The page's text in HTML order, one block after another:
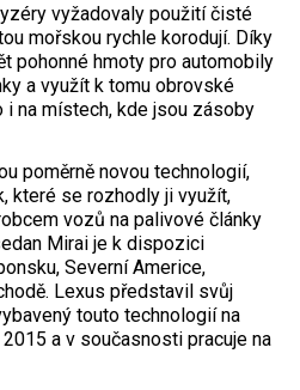
vyžadovaly použití čisté
mořskou rychle korodují. Díky
pohonné hmoty pro automobily
a využít k tomu obrovské
i na místech, kde jsou zásoby
poměrně novou technologií,
které se rozhodly ji využít,
vozů na palivové články
Mirai je k dispozici
Severní Americe,
Lexus představil svůj
touto technologií na
a v současnosti pracuje na